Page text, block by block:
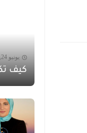
يونيو 24, 2026
كيف